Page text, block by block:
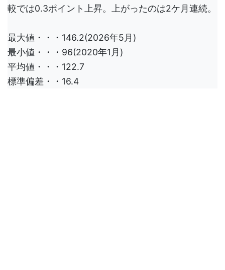
較では0.3ポイント上昇。上がったのは2ケ月連続。
最大値・・・146.2(2026年5月)
最小値・・・96(2020年1月)
平均値・・・122.7
標準偏差・・16.4